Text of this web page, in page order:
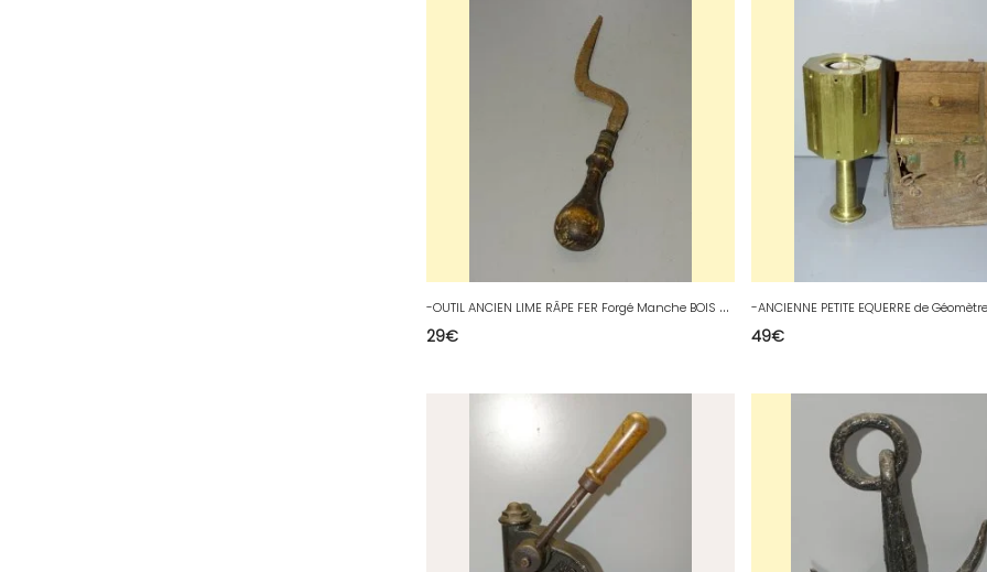
-
OUTIL ANCIEN LIME RÂPE FER Forgé Manche BOIS UTILISATION INCONNUE
29€
49€